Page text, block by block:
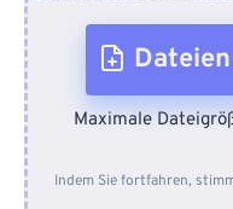
Vom
Maximale
Indem Sie fortfahren,